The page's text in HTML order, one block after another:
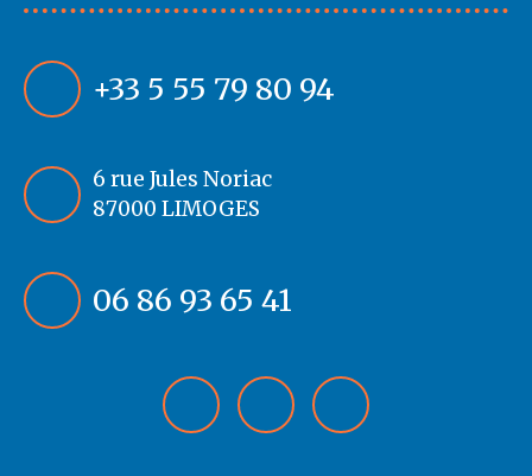
+33 5 55 79 80 94
6 rue Jules Noriac
87000 LIMOGES
06 86 93 65 41